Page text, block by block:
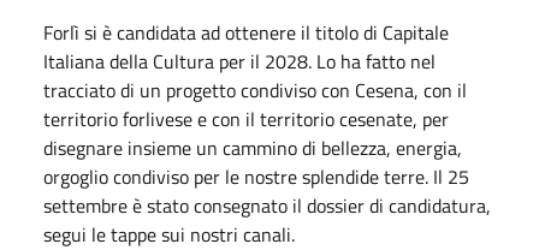
Forlì si è candidata ad ottenere il titolo di Capitale
Italiana della Cultura per il 2028. Lo ha fatto nel
tracciato di un progetto condiviso con Cesena, con il
territorio forlivese e con il territorio cesenate, per
disegnare insieme un cammino di bellezza, energia,
orgoglio condiviso per le nostre splendide terre. Il 25
settembre è stato consegnato il dossier di candidatura,
segui le tappe sui nostri canali.